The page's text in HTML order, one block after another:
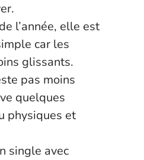
l’année, elle est
car les
glissants.
pas moins
quelques
physiques et
single avec